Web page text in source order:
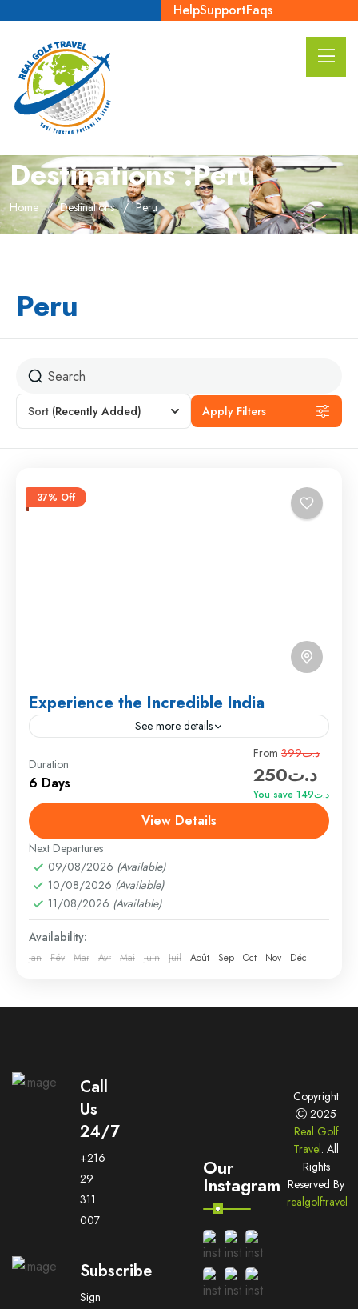
HelpSupportFaqs
Destinations :Peru
Home Destinations Peru
Peru
Sort (Recently Added) Apply Filters
37% Off
Experience the Incredible India
See more details
Travel is the movement of people between relatively
distant geographical locations, and can involve travel
by foot, bicycle, automobile, train, boat, bus,
airplane, or other...
Peru,Srilanka
Medium
1 Person
Duration
6 Days
From د.ت399
د.ت250
You save د.ت149
View Details
Next Departures
09/08/2026 (Available)
10/08/2026 (Available)
11/08/2026 (Available)
Availability:
Jan Fév Mar Avr Mai Juin Juil Août Sep Oct Nov Déc
Call
Us
24/7
+216
29
311
007
Subscribe
Sign
Our
Instagram
Copyright
2025
Real Golf
Travel. All
Rights
Reserved By
realgolftravel